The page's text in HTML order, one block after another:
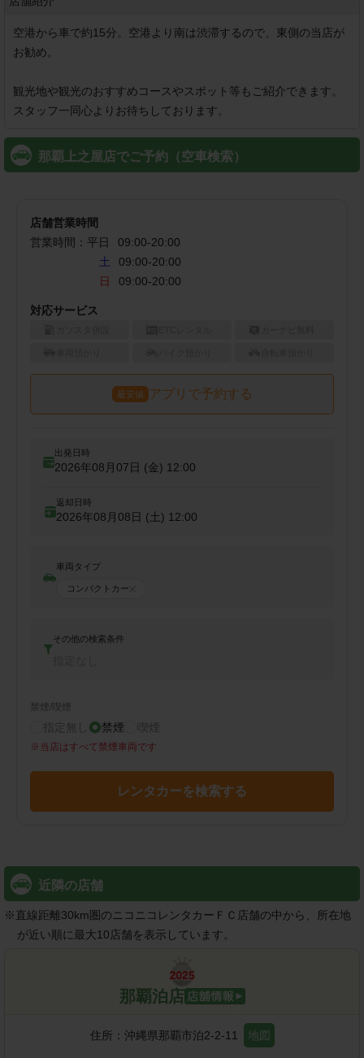
空港から車で約15分。空港より南は渋滞するので、東側の当店が
お勧め。
観光地や観光のおすすめコースやスポット等もご紹介できます。
スタッフ一同心よりお待ちしております。
那覇上之屋店でご予約（空車検索）
店舗営業時間
営業時間： 平日 09:00-20:00
土
09:00-20:00
日
09:00-20:00
対応サービス
最安値 アプリで予約する
出発日時
2026年08月07日 (金) 12:00
返却日時
2026年08月08日 (土) 12:00
車両タイプ
コンパクトカー
その他の検索条件
禁煙/喫煙
指定無し 禁煙 喫煙
※ 当店はすべて禁煙車両です
レンタカーを検索する
近隣の店舗
※直線距離30km圏のニコニコレンタカーＦＣ店舗の中から、所在地
が近い順に最大10店舗を表示しています。
那覇泊店
住所： 沖縄県那覇市泊2-2-11 地図